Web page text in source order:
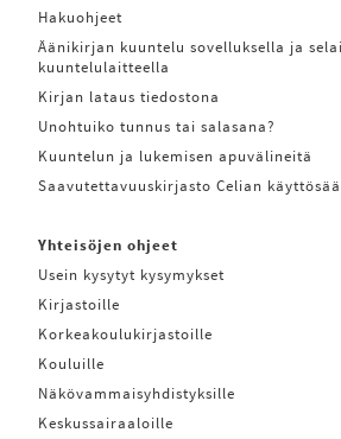
Hakuohjeet
Äänikirjan kuuntelu sovelluksella ja
kuuntelulaitteella
Kirjan lataus tiedostona
Unohtuiko tunnus tai salasana?
Kuuntelun ja lukemisen apuvälineitä
Saavutettavuuskirjasto Celian
Yhteisöjen ohjeet
Usein kysytyt kysymykset
Kirjastoille
Korkeakoulukirjastoille
Kouluille
Näkövammaisyhdistyksille
Keskussairaaloille